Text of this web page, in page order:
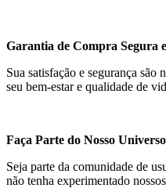
Garantia de Compra Segura
Sua satisfação e segurança
seu bem-estar e qualidade de
Faça Parte do Nosso
Seja parte da comunidade de
não tenha experimentado